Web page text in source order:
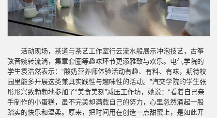
活动现场，茶道与茶艺工作室行云流水般展示冲泡技艺，古筝
弦音婉转流淌，集章套圈等趣味环节更添雅致与欢乐。电气学院的
学生袁浩然表示：“酸奶营养师体验活动有趣、有料、有味，期待校
园里能多开展这类兼具实践性与趣味性的活动。”汽交学院的学生张
彤彤兴致勃勃地参加了“美食美刻”减压工作坊，她说：“看着自己亲
手制作的小蛋糕，虽不完美却满载自己的努力，心里忽然涌起一股
踏实的快乐和温柔。原来，把时间用在创造一点甜蜜上，是如此开